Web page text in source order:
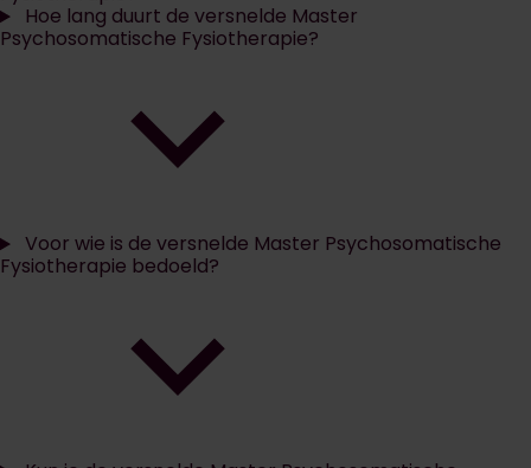
Hoe lang duurt de versnelde Master
Psychosomatische Fysiotherapie?
Voor wie is de versnelde Master Psychosomatische
Fysiotherapie bedoeld?